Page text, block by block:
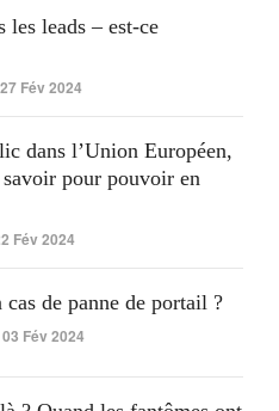
les leads – est-ce
Fév 2024
dans l’Union Européen,
savoir pour pouvoir en
Fév 2024
cas de panne de portail ?
Fév 2024